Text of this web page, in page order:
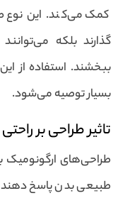
کمک می‌کند. این نوع
گذارند بلکه
ببخشند. استفاده از
بسیار توصیه می‌شود.
تاثیر طراحی بر راحتی
طراحی‌های ارگونومیک
طبیعی بدن پاسخ